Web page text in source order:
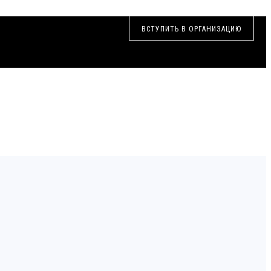
ВСТУПИТЬ В ОРГАНИЗАЦИЮ